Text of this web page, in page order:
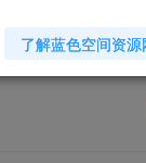
天收益300+
了解蓝色空间资源